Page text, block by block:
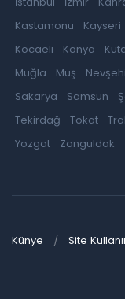
Kastamonu
Kayseri
Kocaeli
Konya
Muğla
Muş
Sakarya
Samsun
Tekirdağ
Tokat
Yozgat
Zonguldak
Künye Site